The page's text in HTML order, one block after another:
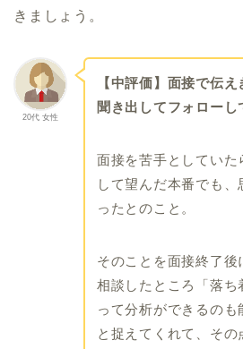
きましょう。
20代 女性
【中評価】面接で伝
聞き出してフォローし
面接を苦手としていた
して望んだ本番でも
ったとのこと。
そのことを面接終了後
相談したところ「落ち
って分析ができるのも
と捉えてくれて、その